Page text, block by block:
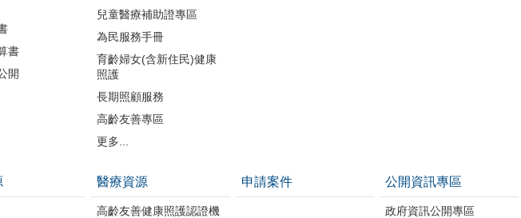
書
開
兒童醫療補助證專區
為民服務手冊
育齡婦女(含新住民)健康
照護
長期照顧服務
高齡友善專區
更多...
醫療資源
高齡友善健康照護認證機
申請案件 公開資訊專區
政府資訊公開專區